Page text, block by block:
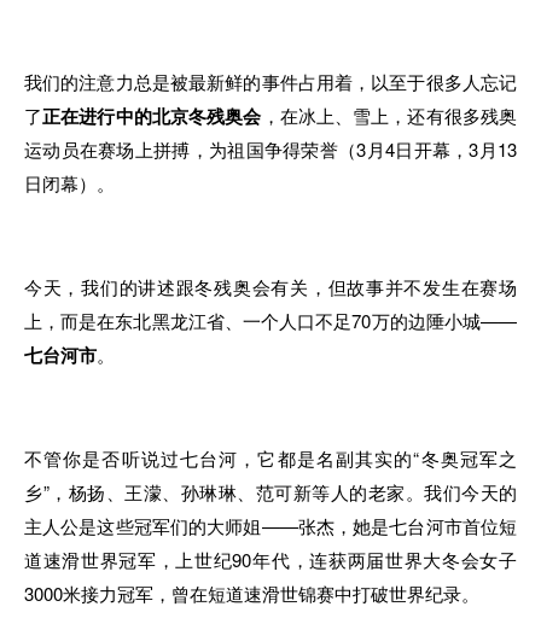
我们的注意力总是被最新鲜的事件占用着，以至于很多人忘记
了正在进行中的北京冬残奥会，在冰上、雪上，还有很多残奥
运动员在赛场上拼搏，为祖国争得荣誉（3月4日开幕，3月13
日闭幕）。
今天，我们的讲述跟冬残奥会有关，但故事并不发生在赛场
上，而是在东北黑龙江省、一个人口不足70万的边陲小城——
七台河市。
不管你是否听说过七台河，它都是名副其实的“冬奥冠军之
乡”，杨扬、王濛、孙琳琳、范可新等人的老家。我们今天的
主人公是这些冠军们的大师姐——张杰，她是七台河市首位短
道速滑世界冠军，上世纪90年代，连获两届世界大冬会女子
3000米接力冠军，曾在短道速滑世锦赛中打破世界纪录。